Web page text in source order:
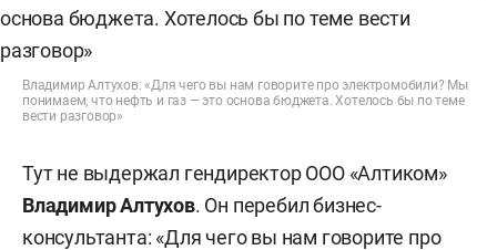
Владимир Алтухов: «Для чего вы нам говорите про электромобили? Мы
понимаем, что нефть и газ — это основа бюджета. Хотелось бы по теме
вести разговор»
Тут не выдержал гендиректор ООО «Алтиком»
Владимир Алтухов. Он перебил бизнес-
консультанта: «Для чего вы нам говорите про